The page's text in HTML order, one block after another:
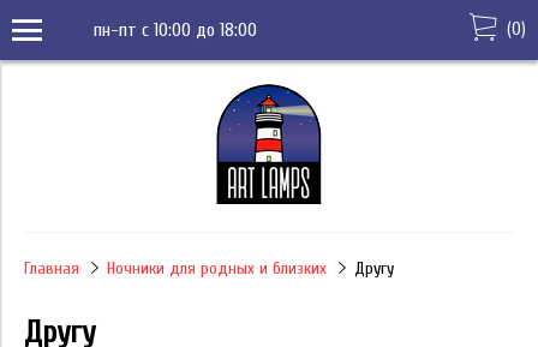
пн-пт с 10:00 до 18:00 (0)
Главная Ночники для родных и близких Другу
Другу